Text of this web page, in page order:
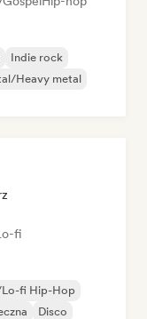
Indie rock
Heavy metal
fi
fi Hip-Hop
Disco